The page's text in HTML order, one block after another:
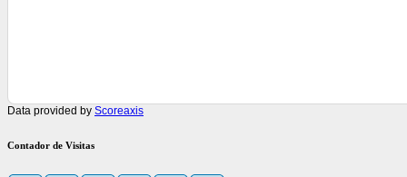
Data provided by Scoreaxis
Contador de Visitas